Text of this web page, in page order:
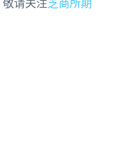
请关注芝商所期